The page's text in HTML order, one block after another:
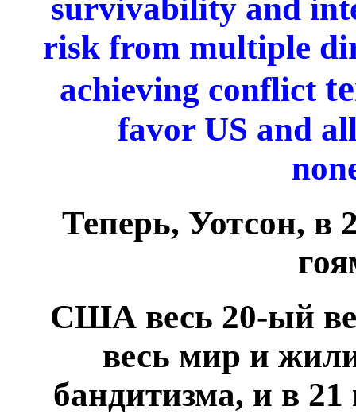
survivability and
risk from multiple
achieving conflict
favor US and
Теперь, Уотсон, в
США весь 20-ый
весь мир и
бандитизма, и в 21